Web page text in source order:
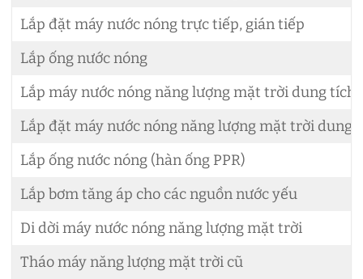
Lắp đặt máy nước nóng trực tiếp, gián tiếp
Lắp ống nước nóng
Lắp máy nước nóng năng lượng mặt trời dung tích
Lắp đặt máy nước nóng năng lượng mặt trời dung
Lắp ống nước nóng (hàn ống PPR)
Lắp bơm tăng áp cho các nguồn nước yếu
Di dời máy nước nóng năng lượng mặt trời
Tháo máy năng lượng mặt trời cũ